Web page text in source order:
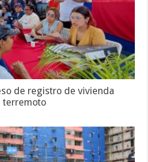
de registro de vivienda
terremoto